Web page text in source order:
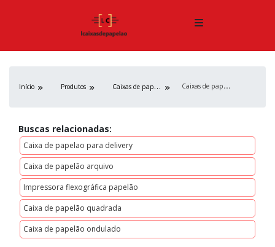
Início Produtos C
aixas de papelão C
aixas de papelão para entrega
Buscas relacionadas:
Caixa de papelao para delivery
Caixa de papelão arquivo
Impressora flexográfica papelão
Caixa de papelão quadrada
Caixa de papelão ondulado